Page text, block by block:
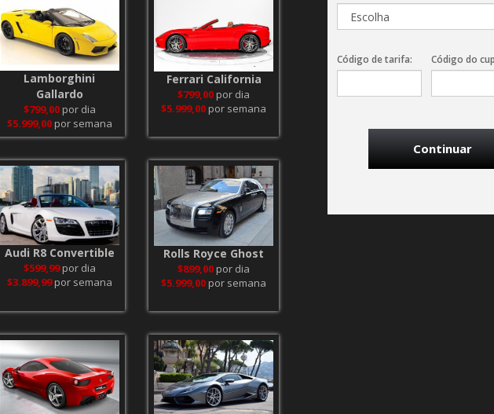
Lamborghini
Gallardo
$799,00por dia
$5.999,00por semana
Ferrari California
$799,00 por dia
$5.999,00 por semana
Audi R8 Convertible
$599,99por dia
$3.899,99por semana
Rolls Royce Ghost
$899,00 por dia
$5.999,00 por semana
Código de tarifa: Código do